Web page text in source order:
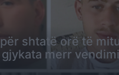
shtatë orë të
merr